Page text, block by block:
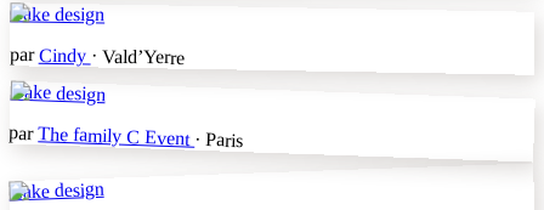
Cake design
par Cindy · Vald’Yerre
Cake design
parThe family C Event · Paris
Cake design